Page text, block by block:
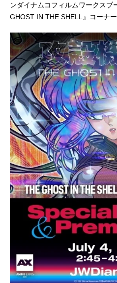
ンダイナムコフィルムワークスブ
GHOST IN THE SHELL』コーナ